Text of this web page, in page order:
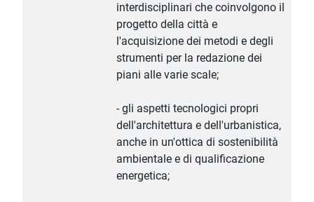
interdisciplinari che coinvolgono il
progetto della città e
l'acquisizione dei metodi e degli
strumenti per la redazione dei
piani alle varie scale;
- gli aspetti tecnologici propri
dell'architettura e dell'urbanistica,
anche in un'ottica di sostenibilità
ambientale e di qualificazione
energetica;